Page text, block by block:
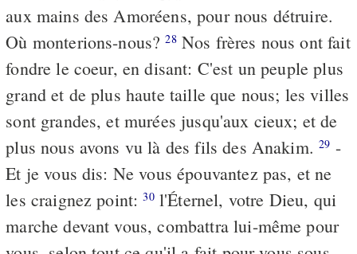
aux mains des Amoréens, pour nous détruire.
Où monterions-nous?28Nos frères nous ont fait
fondre le coeur, en disant: C'est un peuple plus
grand et de plus haute taille que nous; les villes
sont grandes, et murées jusqu'aux cieux; et de
plus nous avons vu là des fils des Anakim.29 -
Et je vous dis: Ne vous épouvantez pas, et ne
les craignez point:30l'Éternel, votre Dieu, qui
marche devant vous, combattra lui-même pour